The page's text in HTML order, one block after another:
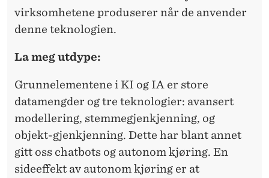
virksomhetene produserer når de anvender
denne teknologien.
La meg utdype:
Grunnelementene i KI og IA er store
datamengder og tre teknologier: avansert
modellering, stemmegjenkjenning, og
objekt-gjenkjenning. Dette har blant annet
gitt oss chatbots og autonom kjøring. En
sideeffekt av autonom kjøring er at